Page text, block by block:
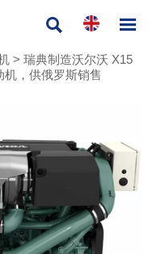
 
> 瑞典制造沃尔沃 X15
机，供俄罗斯销售